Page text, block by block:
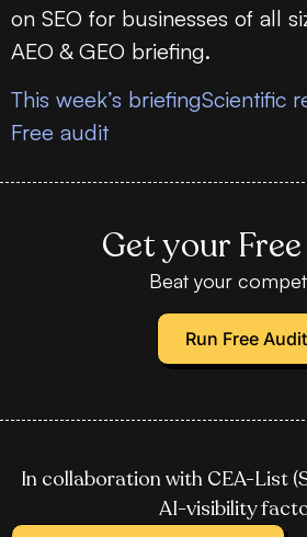
on SEO for businesses of all
AEO & GEO briefing.
This week’s briefingScientific
Free audit
Get your
Beat your
Run Free Audit
In collaboration with CEA-List
AI-visibility